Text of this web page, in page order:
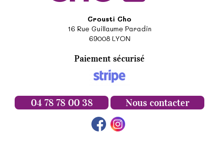
Crousti Cho
16 Rue Guillaume Paradin
69008 LYON
Paiement sécurisé
04 78 78 00 38 Nous contacter